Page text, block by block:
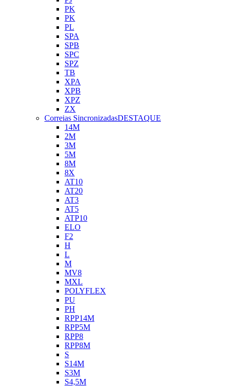
PK
PK
PL
SPA
SPB
SPC
SPZ
TB
XPA
XPB
XPZ
ZX
Correias SincronizadasDESTAQUE
14M
2M
3M
5M
8M
8X
AT10
AT20
AT3
AT5
ATP10
ELO
F2
H
L
M
MV8
MXL
POLYFLEX
PU
PH
RPP14M
RPP5M
RPP8
RPP8M
S
S14M
S3M
S4,5M